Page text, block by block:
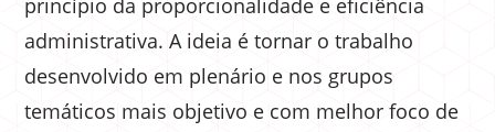
princípio da proporcionalidade e eficiência
administrativa. A ideia é tornar o trabalho
desenvolvido em plenário e nos grupos
temáticos mais objetivo e com melhor foco de